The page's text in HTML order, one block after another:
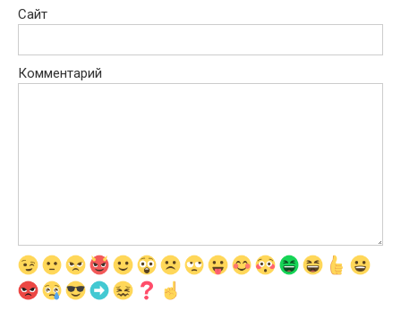
Сайт
Комментарий